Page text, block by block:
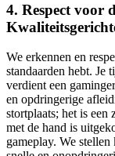
4. Respect voor
We erkennen en
standaarden hebt. Je
verdient een
en opdringerige
stortplaats; het is een
met de hand is
gameplay. We